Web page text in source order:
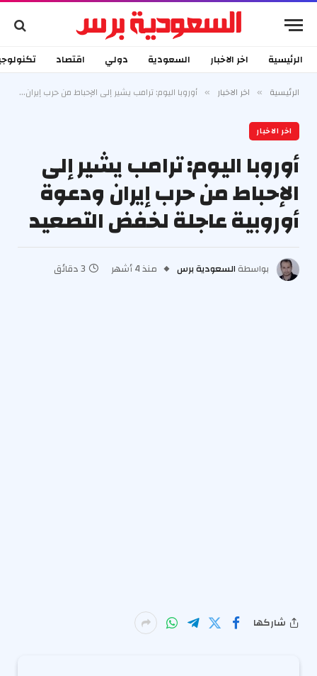
الرئيسية اخر الاخبار السعودية دولي اقتصاد
الرئيسية » اخر الاخبار » أوروبا اليوم: ترامب يشير إلى الإحباط من حرب إيران ودعوة أوروبية عاجلة لخفض التصعيد
اخر الاخبار
أوروبا اليوم: ترامب يشير إلى
الإحباط من حرب إيران ودعوة
أوروبية عاجلة لخفض التصعيد
بواسطة السعودية برس منذ 4 أشهر 3 دقائق
شاركها